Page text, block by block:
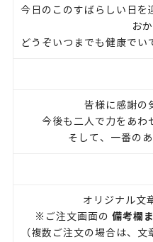
今日のこのすばらしい日を
お
どうぞいつまでも健康で
皆様に感謝の
今後も二人で力をあわ
そして、一番の
オリジナル文
※ご注文画面の備考欄
（複数ご注文の場合は、